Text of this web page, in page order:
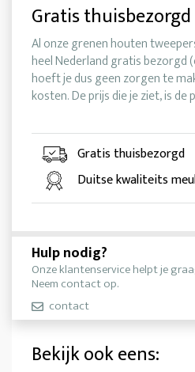
Gratis thuisbezorgd
Al onze grenen houten
heel Nederland gratis bezorgd
hoeft je dus geen zorgen te
kosten. De prijs die je ziet, is de
Gratis thuisbezorgd
Duitse kwaliteits
Hulp nodig?
Onze klantenservice helpt je
Neem contact op.
contact
Bekijk ook eens: